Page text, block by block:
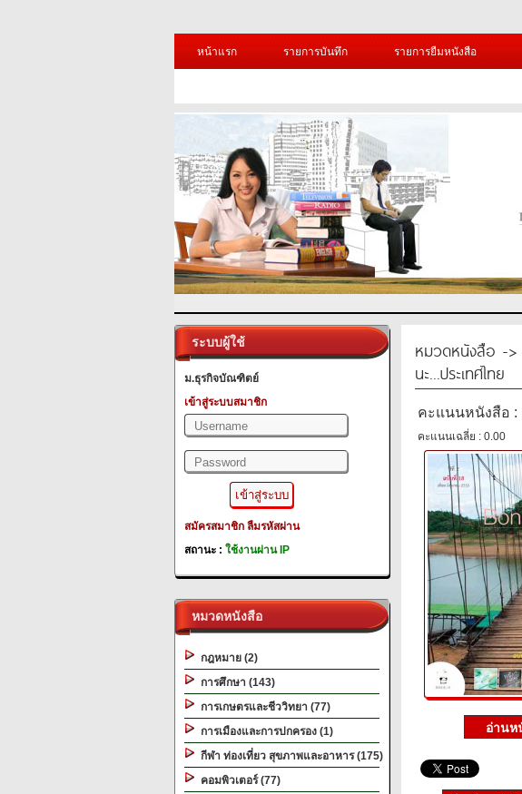
หน้าแรก
รายการบันทึก รายการยืมหนังสือ
ระบบผู้ใช้
ม.ธุรกิจบัณฑิตย์
เข้าสู่ระบบสมาชิก
สมัครสมาชิก ลืมรหัสผ่าน
สถานะ : ใช้งานผ่าน IP
หมวดหนังสือ
กฎหมาย (2)
การศึกษา (143)
การเกษตรและชีววิทยา (77)
การเมืองและการปกครอง (1)
กีฬา ท่องเที่ยว สุขภาพและอาหาร (175)
คอมพิวเตอร์ (77)
หมวดหนังสือ ->
นะ...ประเทศไทย
คะแนนหนังสือ :
คะแนนเฉลี่ย : 0.00